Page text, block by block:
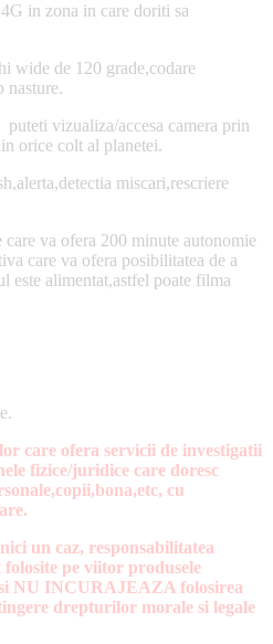
in zona in care doriti sa
wide de 120 grade,codare
nasture.
vizualiza/accesa camera prin
orice colt al planetei.
miscari,rescriere
va ofera 200 minute autonomie
care va ofera posibilitatea de a
este alimentat,astfel poate filma
care ofera servicii de investigatii
fizice/juridice care doresc
cu
un caz, responsabilitatea
pe viitor produsele
NU INCURAJEAZA folosirea
drepturilor morale si legale